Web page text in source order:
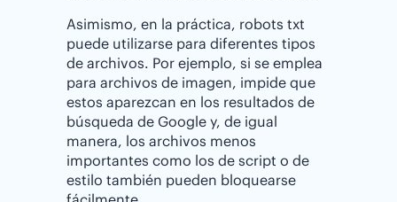
Asimismo, en la práctica, robots txt
puede utilizarse para diferentes tipos
de archivos. Por ejemplo, si se emplea
para archivos de imagen, impide que
estos aparezcan en los resultados de
búsqueda de Google y, de igual
manera, los archivos menos
importantes como los de script o de
estilo también pueden bloquearse